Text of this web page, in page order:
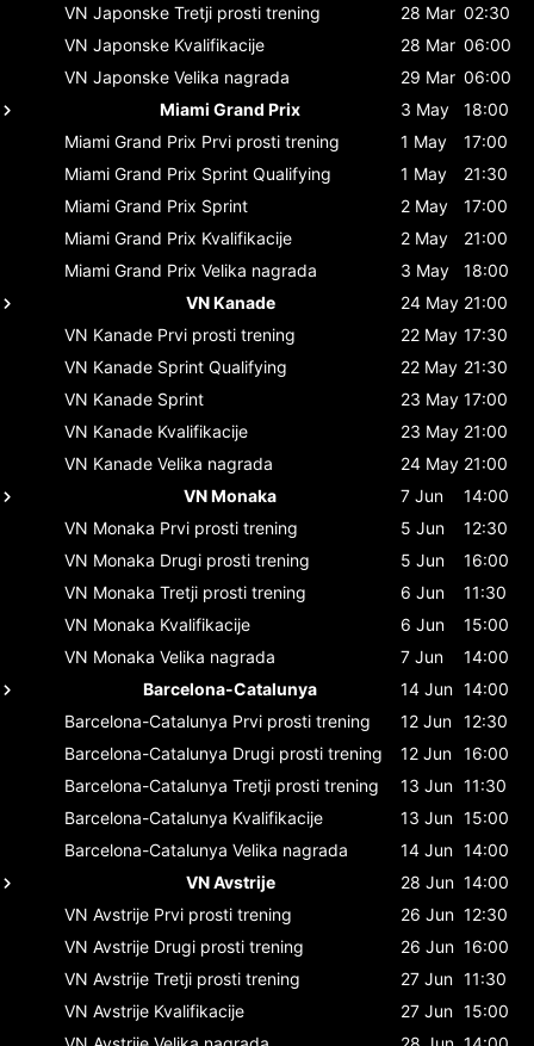
VN Japonske Tretji prosti trening 28 Mar 02:30
VN Japonske Kvalifikacije 28 Mar 06:00
VN Japonske Velika nagrada 29 Mar 06:00
Miami Grand Prix
3 May
18:00
Miami Grand Prix Prvi prosti trening 1 May
17:00
Miami Grand Prix Sprint Qualifying 1 May
21:30
Miami Grand Prix Sprint 2 May
17:00
Miami Grand Prix Kvalifikacije 2 May
21:00
Miami Grand Prix Velika nagrada 3 May
18:00
VN Kanade
24 May 21:00
VN Kanade Prvi prosti trening 22 May 17:30
VN Kanade Sprint Qualifying 22 May 21:30
VN Kanade Sprint 23 May 17:00
VN Kanade Kvalifikacije 23 May 21:00
VN Kanade Velika nagrada 24 May 21:00
VN Monaka
7 Jun
14:00
VN Monaka Prvi prosti trening 5 Jun
12:30
VN Monaka Drugi prosti trening 5 Jun
16:00
VN Monaka Tretji prosti trening 6 Jun
11:30
VN Monaka Kvalifikacije 6 Jun
15:00
VN Monaka Velika nagrada 7 Jun
14:00
Barcelona-Catalunya
14 Jun 14:00
Barcelona-Catalunya Prvi prosti trening 12 Jun 12:30
Barcelona-Catalunya Drugi prosti trening 12 Jun 16:00
Barcelona-Catalunya Tretji prosti trening 13 Jun 11:30
Barcelona-Catalunya Kvalifikacije 13 Jun 15:00
Barcelona-Catalunya Velika nagrada 14 Jun 14:00
VN Avstrije
28 Jun 14:00
VN Avstrije Prvi prosti trening 26 Jun 12:30
VN Avstrije Drugi prosti trening 26 Jun 16:00
VN Avstrije Tretji prosti trening 27 Jun 11:30
VN Avstrije Kvalifikacije 27 Jun 15:00